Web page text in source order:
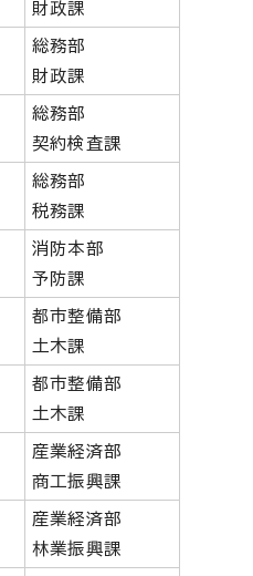
財政課
総務部
財政課
総務部
契約検査課
総務部
税務課
消防本部
予防課
都市整備部
土木課
都市整備部
土木課
産業経済部
商工振興課
産業経済部
林業振興課